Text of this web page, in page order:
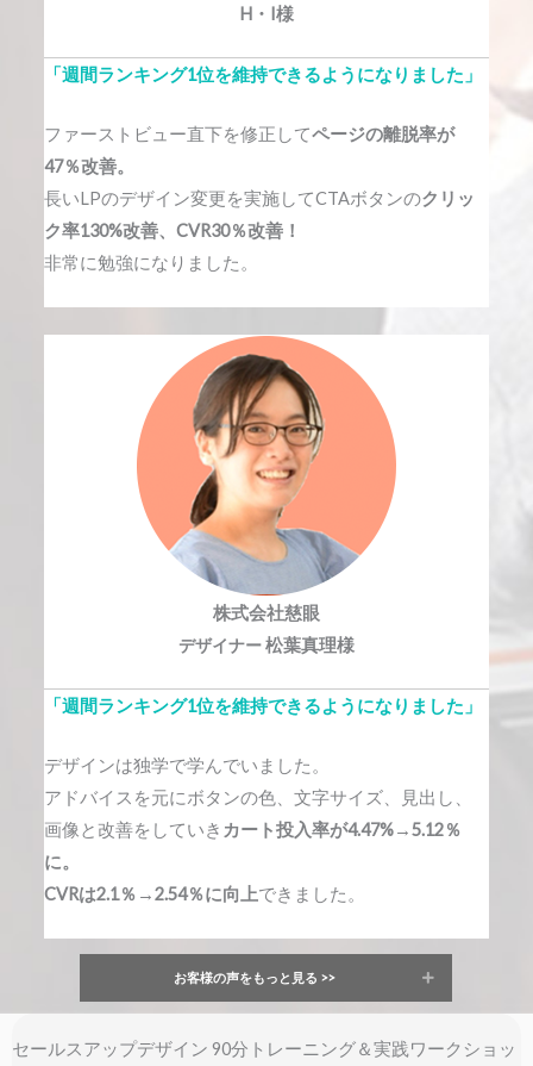
H・I様
「週間ランキング1位を維持できるようになりました」
ファーストビュー直下を修正してページの離脱率が
47％改善。
長いLPのデザイン変更を実施してCTAボタンのクリッ
ク率130%改善、CVR30％改善！
非常に勉強になりました。
株式会社慈眼
デザイナー松葉真理様
「週間ランキング1位を維持できるようになりました」
デザインは独学で学んでいました。
アドバイスを元にボタンの色、文字サイズ、見出し、
画像と改善をしていき カート投入率が4.47%→5.12％
に。
CVRは2.1％→2.54％に向上できました。
お客様の声をもっと見る >> Expand
セールスアップデザイン 90分トレーニング＆実践ワークショッ